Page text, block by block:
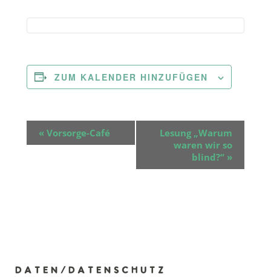
ZUM KALENDER HINZUFÜGEN
s
« Vorsorge-Café
Lesung „Warum
waren wir so
blind?“ »
DATEN/DATENSCHUTZ